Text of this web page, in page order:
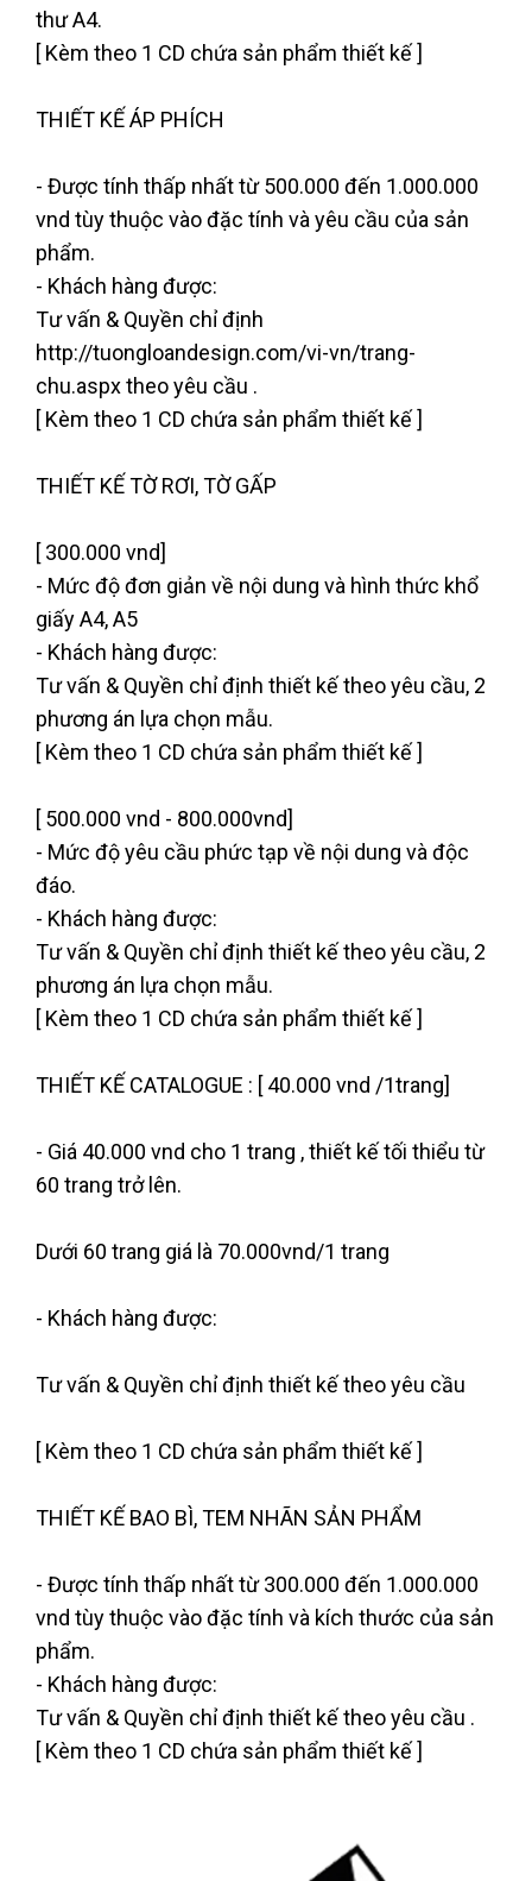
thư A4.
[ Kèm theo 1 CD chứa sản phẩm thiết kế ]
THIẾT KẾ ÁP PHÍCH
- Được tính thấp nhất từ 500.000 đến 1.000.000
vnd tùy thuộc vào đặc tính và yêu cầu của sản
phẩm.
- Khách hàng được:
Tư vấn & Quyền chỉ định
http://tuongloandesign.com/vi-vn/trang-
chu.aspx theo yêu cầu .
[ Kèm theo 1 CD chứa sản phẩm thiết kế ]
THIẾT KẾ TỜ RƠI, TỜ GẤP
[ 300.000 vnd]
- Mức độ đơn giản về nội dung và hình thức khổ
giấy A4, A5
- Khách hàng được:
Tư vấn & Quyền chỉ định thiết kế theo yêu cầu, 2
phương án lựa chọn mẫu.
[ Kèm theo 1 CD chứa sản phẩm thiết kế ]
[ 500.000 vnd - 800.000vnd]
- Mức độ yêu cầu phức tạp về nội dung và độc
đáo.
- Khách hàng được:
Tư vấn & Quyền chỉ định thiết kế theo yêu cầu, 2
phương án lựa chọn mẫu.
[ Kèm theo 1 CD chứa sản phẩm thiết kế ]
THIẾT KẾ CATALOGUE : [ 40.000 vnd /1trang]
- Giá 40.000 vnd cho 1 trang , thiết kế tối thiểu từ
60 trang trở lên.
Dưới 60 trang giá là 70.000vnd/1 trang
- Khách hàng được:
Tư vấn & Quyền chỉ định thiết kế theo yêu cầu
[ Kèm theo 1 CD chứa sản phẩm thiết kế ]
THIẾT KẾ BAO BÌ, TEM NHÃN SẢN PHẨM
- Được tính thấp nhất từ 300.000 đến 1.000.000
vnd tùy thuộc vào đặc tính và kích thước của sản
phẩm.
- Khách hàng được:
Tư vấn & Quyền chỉ định thiết kế theo yêu cầu .
[ Kèm theo 1 CD chứa sản phẩm thiết kế ]